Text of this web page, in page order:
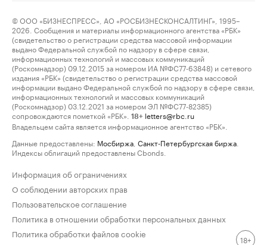
© ООО «БИЗНЕСПРЕСС», АО «РОСБИЗНЕСКОНСАЛТИНГ», 1995–
2026. Сообщения и материалы информационного агентства «РБК»
(свидетельство о регистрации средства массовой информации
выдано Федеральной службой по надзору в сфере связи,
информационных технологий и массовых коммуникаций
(Роскомнадзор) 09.12.2015 за номером ИА №ФС77-63848) и сетевого
издания «РБК» (свидетельство о регистрации средства массовой
информации выдано Федеральной службой по надзору в сфере связи,
информационных технологий и массовых коммуникаций
(Роскомнадзор) 03.12.2021 за номером ЭЛ №ФС77-82385)
сопровождаются пометкой «РБК».
18+ letters@rbc.ru
Владельцем сайта является информационное агентство «РБК».
Данные предоставлены: Мосбиржа Санкт-Петербургская биржа
Индексы облигаций предоставлены Cbonds.
Информация об ограничениях
О соблюдении авторских прав
Пользовательское соглашение
Политика в отношении обработки персональных данных
Политика обработки файлов cookie
18+